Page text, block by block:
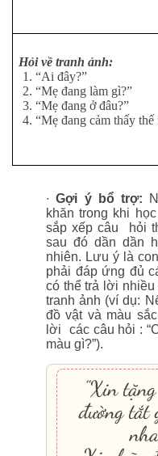
Hỏi về tranh ảnh:
1. “Ai đây?”
2. “Mẹ đang làm gì?”
3. “Mẹ đang ở đâu?”
4. “Mẹ đang cảm thấy thế
∙Gợi ý bổ trợ:
khăn trong khi
sắp xếp câu hỏi
sau đó dần dần
nhiên. Lưu ý là
phải đáp ứng đủ
có thể trả lời
tranh ảnh (ví dụ:
đồ vật và màu
lời các câu hỏi :
màu gì?”).
"Xin
đường tắt